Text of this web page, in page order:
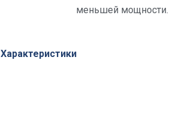
меньшей мощности.
Характеристики